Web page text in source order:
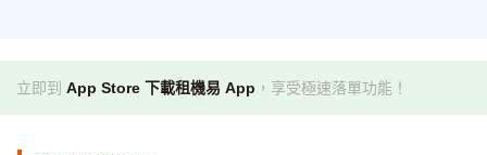
立即到 App Store 下載租機易 App ，享受極速落單功能！